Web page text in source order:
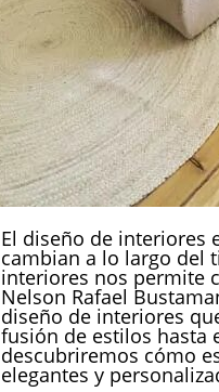
El diseño de interiores
cambian a lo largo del
interiores nos permite
Nelson Rafael
diseño de interiores
fusión de estilos hasta
descubriremos cómo
elegantes y